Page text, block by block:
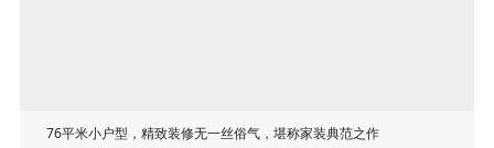
76平米小户型，精致装修无一丝俗气，堪称家装典范之作